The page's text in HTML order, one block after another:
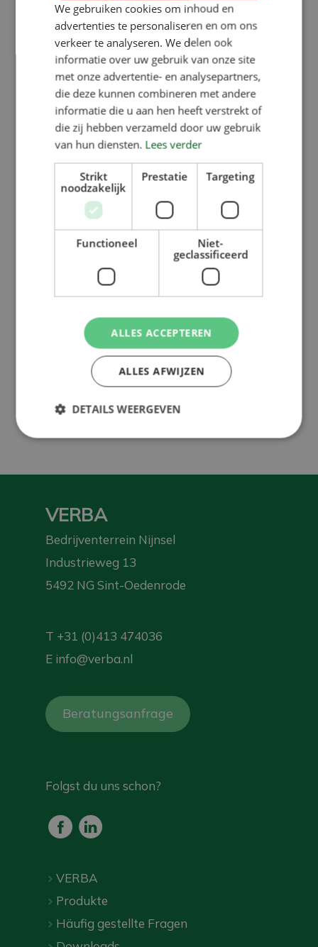
Zurück zur Übersicht
Mehr als
50 Jahre
Erfahrung
in
Niederlande
An der
Spitze von
Nachhaltigkeit
Für jeden
Optimal
VERBA
Bedrijventerrein Nijnsel
Industrieweg 13
5492 NG Sint-Oedenrode
T +31 (0)413 474036
E info@verba.nl
Beratungsanfrage
Folgst du uns schon?
VERBA
Produkte
Häufig gestellte Fragen
We gebruiken cookies om inhoud en
advertenties te personaliseren en om ons
verkeer te analyseren. We delen ook
informatie over uw gebruik van onze site
met onze advertentie- en analysepartners,
die deze kunnen combineren met andere
informatie die u aan hen heeft verstrekt of
die zij hebben verzameld door uw gebruik
van hun diensten. Lees verder
Strikt
noodzakelijk
Prestatie Targeting
Functioneel
Niet-
geclassificeerd
ALLES ACCEPTEREN
ALLES AFWIJZEN
DETAILS WEERGEVEN